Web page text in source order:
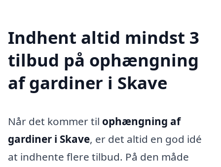
Indhent altid mindst 3
tilbud på ophængning
af gardiner i Skave
Når det kommer til ophængning af
gardiner i Skave, er det altid en god idé
at indhente flere tilbud. På den måde